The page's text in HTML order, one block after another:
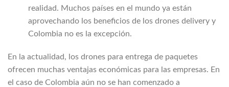
realidad. Muchos países en el mundo ya están
aprovechando los beneficios de los drones delivery y
Colombia no es la excepción.
En la actualidad, los drones para entrega de paquetes
ofrecen muchas ventajas económicas para las empresas. En
el caso de Colombia aún no se han comenzado a